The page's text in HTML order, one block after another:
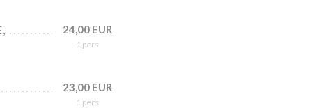
24,00 EUR
1 pers
23,00 EUR
1 pers